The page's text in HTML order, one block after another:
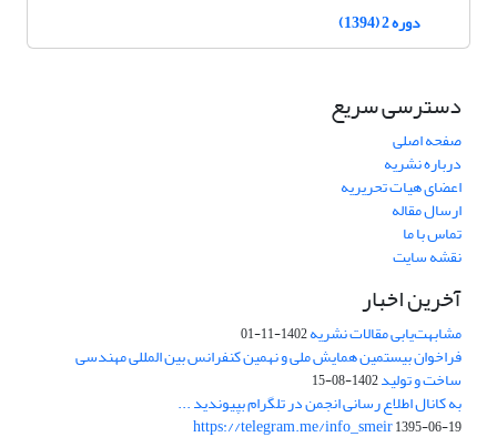
دوره 2 (1394)
دسترسی سریع
صفحه اصلی
درباره نشریه
اعضای هیات تحریریه
ارسال مقاله
تماس با ما
نقشه سایت
آخرین اخبار
مشابهت‌یابی مقالات نشریه1402-11-01
فراخوان بیستمین همایش ملی و نهمین کنفرانس بین المللی مهندسی
ساخت و تولید1402-08-15
به کانال اطلاع رسانی انجمن در تلگرام بپیوندید ...
https://telegram.me/info_smeir1395-06-19